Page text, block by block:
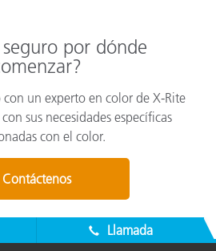
por dónde
con un experto en color de X-Rite
sus necesidades específicas
con el color.
Contáctenos
Llamada